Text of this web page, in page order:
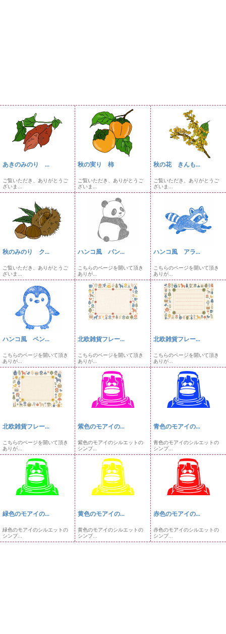
あきのみのり ...
ご覧いただき、ありがとうご
ざいま...
秋の実り 柿
ご覧いただき、ありがとうご
ざいま...
秋の花 きんも...
ご覧いただき、ありがとうご
ざいま...
秋のみのり ク...
ご覧いただき、ありがとうご
ざいま...
ハンコ風 パン...
こちらのページを開いて頂き
ありが...
ハンコ風 アラ...
こちらのページを開いて頂き
ありが...
ハンコ風 ペン...
こちらのページを開いて頂き
ありが...
北欧雑貨フレー...
こちらのページを開いて頂き
ありが...
北欧雑貨フレー...
こちらのページを開いて頂き
ありが...
北欧雑貨フレー...
こちらのページを開いて頂き
ありが...
紫色のモアイの...
紫色のモアイのシルエットの
シンプ...
青色のモアイの...
青色のモアイのシルエットの
シンプ...
緑色のモアイの...
緑色のモアイのシルエットの
シンプ...
黄色のモアイの...
黄色のモアイのシルエットの
シンプ...
赤色のモアイの...
赤色のモアイのシルエットの
シンプ...